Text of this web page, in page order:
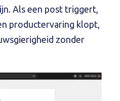
Als een post triggert,
productervaring klopt,
zonder